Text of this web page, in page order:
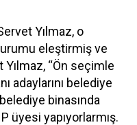
Yılmaz, o
eleştirmiş ve
“Ön seçimle
adaylarını belediye
binasında
üyesi yapıyorlarmış.